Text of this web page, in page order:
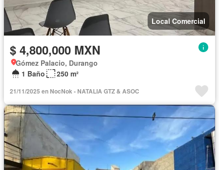
Local Comercial
$ 4,800,000 MXN
Gómez Palacio, Durango
1 Baño
250 m²
21/11/2025 en NocNok - NATALIA GTZ & ASOC